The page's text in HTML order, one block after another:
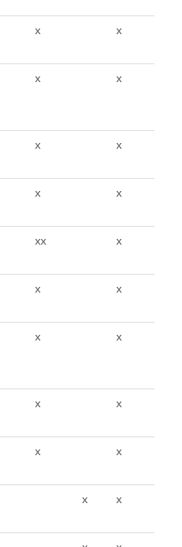
x x
x x
x x
x x
xx x
x x
x x
x x
x x
x x